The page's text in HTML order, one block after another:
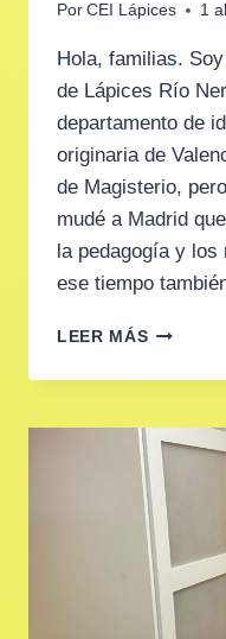
Por CEI Lápices 1
Hola, familias.
de Lápices Río
departamento de
originaria de
de Magisterio,
mudé a Madrid
la pedagogía y
ese tiempo
LEER MÁSLAURA
–
DE
RÍO
NERVIÓN